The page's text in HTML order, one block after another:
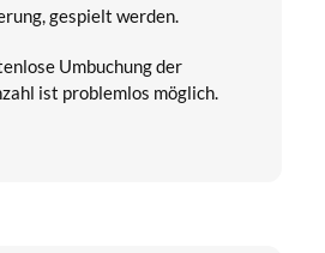
gespielt werden.
Umbuchung der
ist problemlos möglich.